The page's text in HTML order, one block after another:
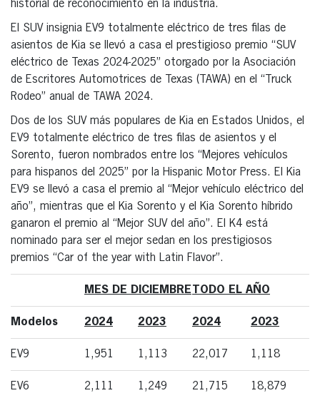
historial de reconocimiento en la industria.
El SUV insignia EV9 totalmente eléctrico de tres filas de
asientos de Kia se llevó a casa el prestigioso premio “SUV
eléctrico de Texas 2024-2025” otorgado por la Asociación
de Escritores Automotrices de Texas (TAWA) en el “Truck
Rodeo” anual de TAWA 2024.
Dos de los SUV más populares de Kia en Estados Unidos, el
EV9 totalmente eléctrico de tres filas de asientos y el
Sorento, fueron nombrados entre los “Mejores vehículos
para hispanos del 2025” por la Hispanic Motor Press. El Kia
EV9 se llevó a casa el premio al “Mejor vehículo eléctrico del
año”, mientras que el Kia Sorento y el Kia Sorento híbrido
ganaron el premio al “Mejor SUV del año”. El K4 está
nominado para ser el mejor sedan en los prestigiosos
premios “Car of the year with Latin Flavor”.
MES DE DICIEMBRE TODO EL AÑO
Modelos 2024 2023 2024 2023
EV9 1,951 1,113 22,017 1,118
EV6 2,111 1,249 21,715 18,879